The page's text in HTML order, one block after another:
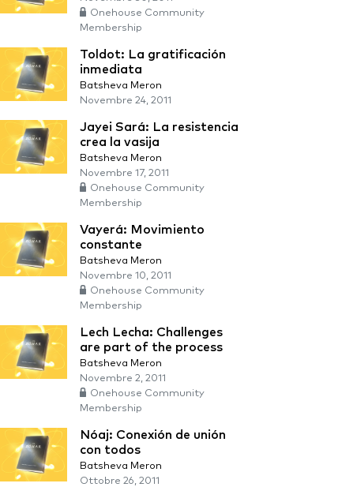
Onehouse Community
Membership
Toldot: La gratificación
inmediata
Batsheva Meron
Novembre 24, 2011
Jayei Sará: La resistencia
crea la vasija
Batsheva Meron
Novembre 17, 2011
Onehouse Community
Membership
Vayerá: Movimiento
constante
Batsheva Meron
Novembre 10, 2011
Onehouse Community
Membership
Lech Lecha: Challenges
are part of the process
Batsheva Meron
Novembre 2, 2011
Onehouse Community
Membership
Nóaj: Conexión de unión
con todos
Batsheva Meron
Ottobre 26, 2011